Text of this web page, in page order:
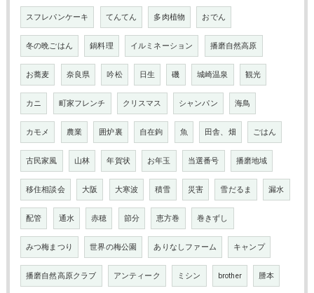
スフレパンケーキ てんてん 多肉植物 おでん
冬の晩ごはん 鍋料理 イルミネーション 播磨自然高原
お蕎麦 奈良県 吟松 日生 磯 城崎温泉 観光
カニ 町家フレンチ クリスマス シャンパン 海鳥
カモメ 農業 囲炉裏 自在鉤 魚 田舎、畑 ごはん
古民家風 山林 年賀状 お年玉 当選番号 播磨地域
移住相談会 大阪 大寒波 積雪 災害 雪だるま 漏水
配管 通水 赤穂 節分 恵方巻 巻きずし
みつ梅まつり 世界の梅公園 ありなしファーム キャンプ
播磨自然高原クラブ アンティーク ミシン brother 謄本